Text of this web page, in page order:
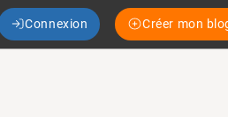
Connexion Créer mon